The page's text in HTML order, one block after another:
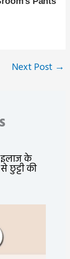
Next Post →
इलाज के
छुट्टी की